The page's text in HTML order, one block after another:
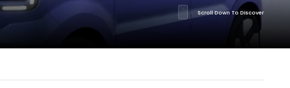
Scroll Down To Discover